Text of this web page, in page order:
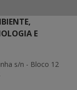
E
s/n - Bloco 12